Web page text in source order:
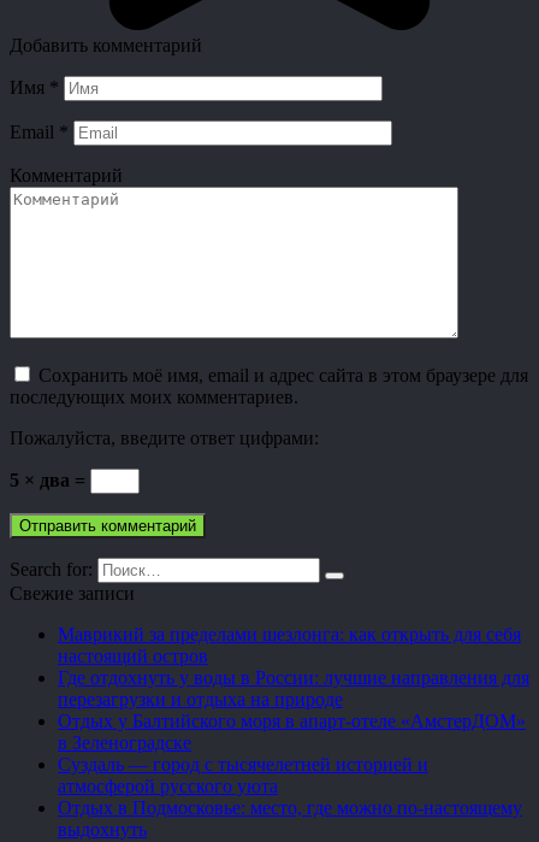
Добавить комментарий
Имя *
Email *
Комментарий
Сохранить моё имя, email и адрес сайта в этом браузере для
последующих моих комментариев.
Пожалуйста, введите ответ цифрами:
5 × два =
Search for:
Свежие записи
Маврикий за пределами шезлонга: как открыть для себя
настоящий остров
Где отдохнуть у воды в России: лучшие направления для
перезагрузки и отдыха на природе
Отдых у Балтийского моря в апарт-отеле «АмстерДОМ»
в Зеленоградске
Суздаль — город с тысячелетней историей и
атмосферой русского уюта
Отдых в Подмосковье: место, где можно по-настоящему
выдохнуть